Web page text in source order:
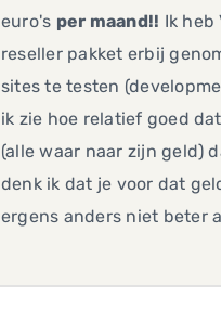
euro's per maand!! Ik heb
reseller pakket erbij
sites te testen
ik zie hoe relatief goed
(alle waar naar zijn geld)
denk ik dat je voor dat
ergens anders niet beter